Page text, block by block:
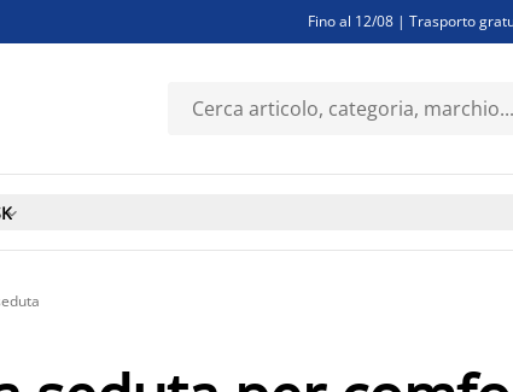
Fino al 12/08 | Trasporto
Finanziamenti - Scegli il
